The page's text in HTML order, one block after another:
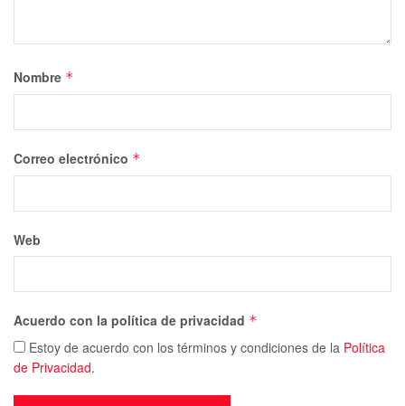
Nombre *
Correo electrónico *
Web
Acuerdo con la política de privacidad *
Estoy de acuerdo con los términos y condiciones de la Política
de Privacidad.